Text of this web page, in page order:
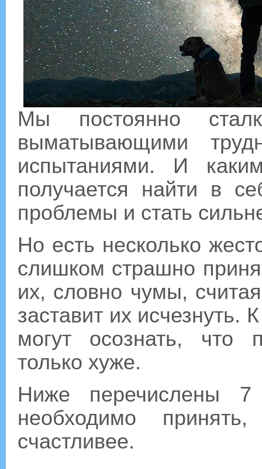
Мы постоянно
выматывающими
испытаниями. И
получается найти в
проблемы и стать
Но есть несколько
слишком страшно
их, словно чумы,
заставит их
могут осознать, что
только хуже.
Ниже перечислены 7
необходимо
счастливее.